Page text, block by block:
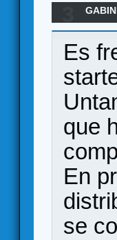
Es
que
En
se